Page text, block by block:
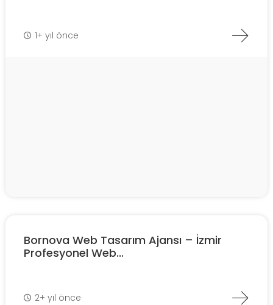
1+ yıl önce
Bornova Web Tasarım Ajansı – İzmir
Profesyonel Web...
2+ yıl önce